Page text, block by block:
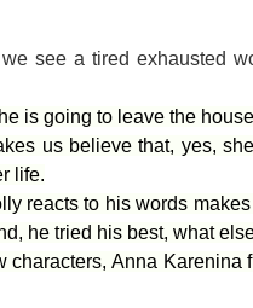
see a tired exhausted
is going to leave the
us believe that, yes,
life.
reacts to his words
he tried his best, what
Anna